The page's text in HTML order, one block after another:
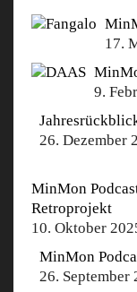
17.
9.
26. Dezember
MinMon
Retroprojekt
10. Oktober
MinMon
26. September